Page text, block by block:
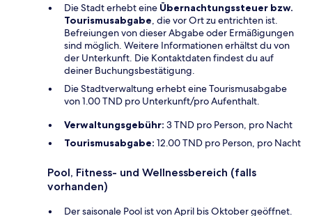
Die Stadt erhebt eine Übernachtungssteuer bzw.
Tourismusabgabe, die vor Ort zu entrichten ist.
Befreiungen von dieser Abgabe oder Ermäßigungen
sind möglich. Weitere Informationen erhältst du von
der Unterkunft. Die Kontaktdaten findest du auf
deiner Buchungsbestätigung.
Die Stadtverwaltung erhebt eine Tourismusabgabe
von 1.00 TND pro Unterkunft/pro Aufenthalt.
Verwaltungsgebühr: 3 TND pro Person, pro Nacht
Tourismusabgabe: 12.00 TND pro Person, pro Nacht
Pool, Fitness- und Wellnessbereich (falls
vorhanden)
Der saisonale Pool ist von April bis Oktober geöffnet.